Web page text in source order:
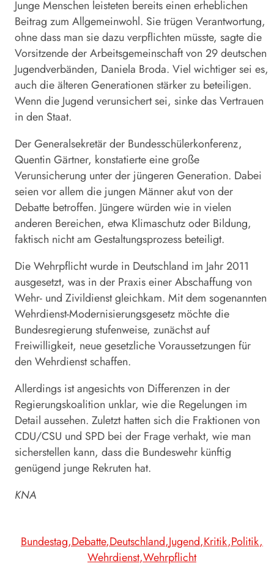
Junge Menschen leisteten bereits einen erheblichen
Beitrag zum Allgemeinwohl. Sie trügen Verantwortung,
ohne dass man sie dazu verpflichten müsste, sagte die
Vorsitzende der Arbeitsgemeinschaft von 29 deutschen
Jugendverbänden, Daniela Broda. Viel wichtiger sei es,
auch die älteren Generationen stärker zu beteiligen.
Wenn die Jugend verunsichert sei, sinke das Vertrauen
in den Staat.
Der Generalsekretär der Bundesschülerkonferenz,
Quentin Gärtner, konstatierte eine große
Verunsicherung unter der jüngeren Generation. Dabei
seien vor allem die jungen Männer akut von der
Debatte betroffen. Jüngere würden wie in vielen
anderen Bereichen, etwa Klimaschutz oder Bildung,
faktisch nicht am Gestaltungsprozess beteiligt.
Die Wehrpflicht wurde in Deutschland im Jahr 2011
ausgesetzt, was in der Praxis einer Abschaffung von
Wehr- und Zivildienst gleichkam. Mit dem sogenannten
Wehrdienst-Modernisierungsgesetz möchte die
Bundesregierung stufenweise, zunächst auf
Freiwilligkeit, neue gesetzliche Voraussetzungen für
den Wehrdienstschaffen.
Allerdings ist angesichts von Differenzen in der
Regierungskoalition unklar, wie die Regelungen im
Detail aussehen. Zuletzt hatten sich die Fraktionen von
CDU/CSU und SPD bei der Frage verhakt, wie man
sicherstellen kann, dass die Bundeswehr künftig
genügend junge Rekruten hat.
KNA
Bundestag Debatte Deutschland Jugend Kritik Politik
Wehrdienst Wehrpflicht